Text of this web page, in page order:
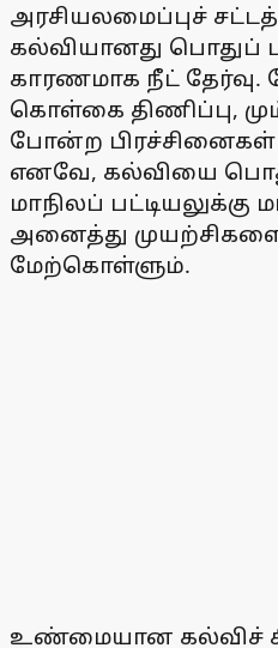
அரசியலமைப்புச்
கல்வியானது பொதுப்
காரணமாக நீட் தேர்வு.
கொள்கை திணிப்பு,
போன்ற பிரச்சினைகள்
எனவே, கல்வியை
மாநிலப்
அனைத்து
மேற்கொள்ளும்.
உண்மையான கல்விச்